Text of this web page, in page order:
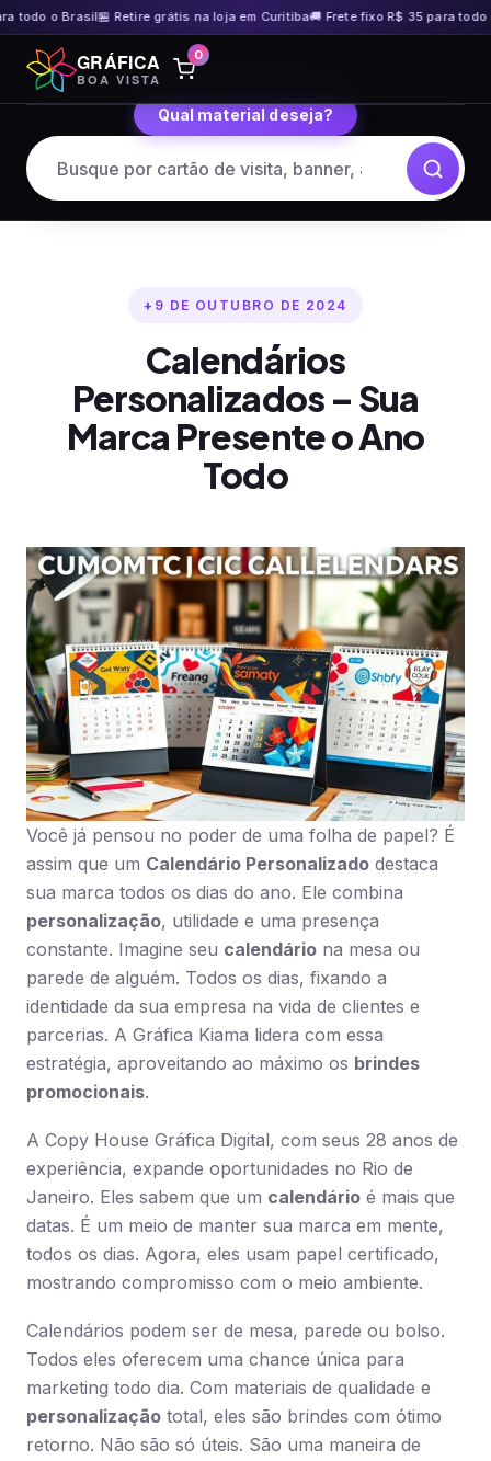
o Brasil🏪 Retire grátis na loja em Curitiba🚚 Frete fixo R$ 35 para todo o
Pular
para
o
GRÁFICA
BOA VISTA
0
Qual material deseja?
9 DE OUTUBRO DE 2024
Calendários
Personalizados – Sua
Marca Presente o Ano
Todo
Você já pensou no poder de uma folha de papel? É
assim que um Calendário Personalizado destaca
sua marca todos os dias do ano. Ele combina
personalização, utilidade e uma presença
constante. Imagine seu calendário na mesa ou
parede de alguém. Todos os dias, fixando a
identidade da sua empresa na vida de clientes e
parcerias. A Gráfica Kiama lidera com essa
estratégia, aproveitando ao máximo os brindes
promocionais.
A Copy House Gráfica Digital, com seus 28 anos de
experiência, expande oportunidades no Rio de
Janeiro. Eles sabem que um calendário é mais que
datas. É um meio de manter sua marca em mente,
todos os dias. Agora, eles usam papel certificado,
mostrando compromisso com o meio ambiente.
Calendários podem ser de mesa, parede ou bolso.
Todos eles oferecem uma chance única para
marketing todo dia. Com materiais de qualidade e
personalização total, eles são brindes com ótimo
retorno. Não são só úteis. São uma maneira de